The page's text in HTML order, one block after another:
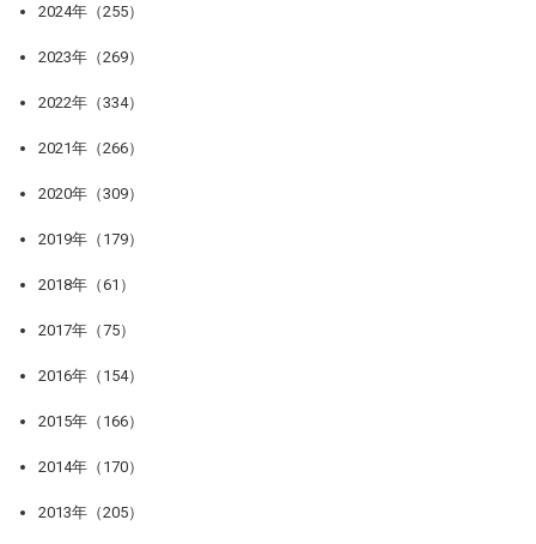
2024年（255）
2023年（269）
2022年（334）
2021年（266）
2020年（309）
2019年（179）
2018年（61）
2017年（75）
2016年（154）
2015年（166）
2014年（170）
2013年（205）